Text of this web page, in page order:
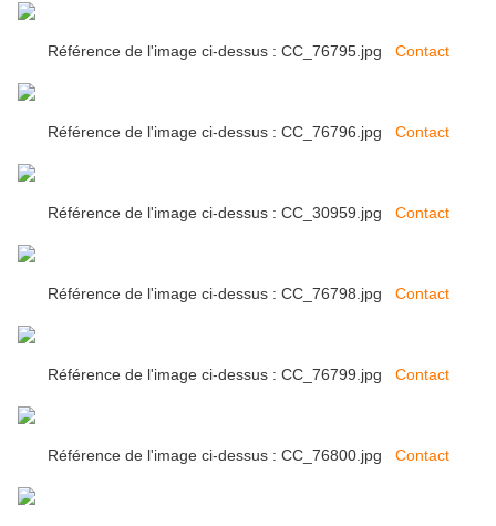
Référence de l'image ci-dessus : CC_76795.jpg Contact
Référence de l'image ci-dessus : CC_76796.jpg Contact
Référence de l'image ci-dessus : CC_30959.jpg Contact
Référence de l'image ci-dessus : CC_76798.jpg Contact
Référence de l'image ci-dessus : CC_76799.jpg Contact
Référence de l'image ci-dessus : CC_76800.jpg Contact